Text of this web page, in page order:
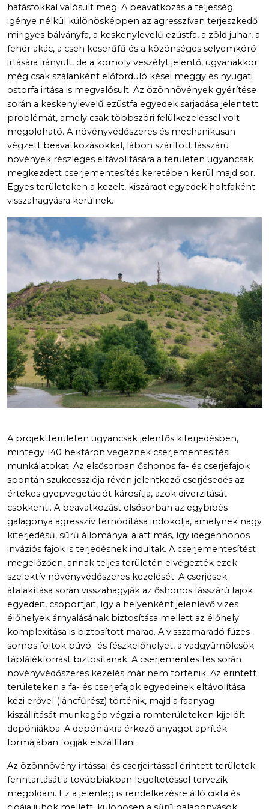
hatásfokkal valósult meg. A beavatkozás a teljesség
igénye nélkül különösképpen az agresszívan terjeszkedő
mirigyes bálványfa, a keskenylevelű ezüstfa, a zöld juhar, a
fehér akác, a cseh keserűfű és a közönséges selyemkóró
irtására irányult, de a komoly veszélyt jelentő, ugyanakkor
még csak szálanként előforduló kései meggy és nyugati
ostorfa irtása is megvalósult. Az özönnövények gyérítése
során a keskenylevelű ezüstfa egyedek sarjadása jelentett
problémát, amely csak többszöri felülkezeléssel volt
megoldható. A növényvédőszeres és mechanikusan
végzett beavatkozásokkal, lábon szárított fásszárú
növények részleges eltávolítására a területen ugyancsak
megkezdett cserjementesítés keretében kerül majd sor.
Egyes területeken a kezelt, kiszáradt egyedek holtfaként
visszahagyásra kerülnek.
A projektterületen ugyancsak jelentős kiterjedésben,
mintegy 140 hektáron végeznek cserjementesítési
munkálatokat. Az elsősorban őshonos fa- és cserjefajok
spontán szukcessziója révén jelentkező cserjésedés az
értékes gyepvegetációt károsítja, azok diverzitását
csökkenti. A beavatkozást elsősorban az egybibés
galagonya agresszív térhódítása indokolja, amelynek nagy
kiterjedésű, sűrű állományai alatt más, így idegenhonos
inváziós fajok is terjedésnek indultak. A cserjementesítést
megelőzően, annak teljes területén elvégezték ezek
szelektív növényvédőszeres kezelését. A cserjések
átalakítása során visszahagyják az őshonos fásszárú fajok
egyedeit, csoportjait, így a helyenként jelenlévő vizes
élőhelyek árnyalásának biztosítása mellett az élőhely
komplexitása is biztosított marad. A visszamaradó füzes-
somos foltok búvó- és fészkelőhelyet, a vadgyümölcsök
táplálékforrást biztosítanak. A cserjementesítés során
növényvédőszeres kezelés már nem történik. Az érintett
területeken a fa- és cserjefajok egyedeinek eltávolítása
kézi erővel (láncfűrész) történik, majd a faanyag
kiszállítását munkagép végzi a romterületeken kijelölt
depóniákba. A depóniákra érkező anyagot apríték
formájában fogják elszállítani.
Az özönnövény irtással és cserjeirtással érintett területek
fenntartását a továbbiakban legeltetéssel tervezik
megoldani. Ez a jelenleg is rendelkezésre álló cikta és